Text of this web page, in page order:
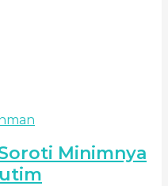
Minimnya